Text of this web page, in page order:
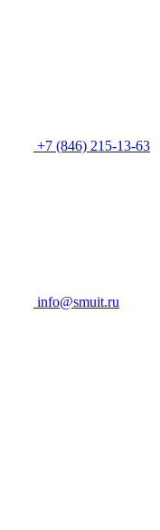
+7 (846) 215-13-63
info@smuit.ru